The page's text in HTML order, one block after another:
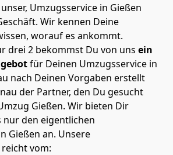
Umzugsservice in Gießen
Wir kennen Deine
worauf es ankommt.
drei 2 bekommst Du von uns ein
für Deinen Umzugsservice in
nach Deinen Vorgaben erstellt
der Partner, den Du gesucht
Gießen. Wir bieten Dir
nur den eigentlichen
Gießen an. Unsere
vom: